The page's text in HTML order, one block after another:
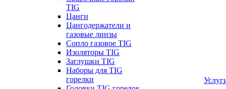
TIG
Цанги
Цангодержатели и
газовые линзы
Сопло газовое TIG
Изоляторы TIG
Заглушки TIG
Наборы для TIG
горелки